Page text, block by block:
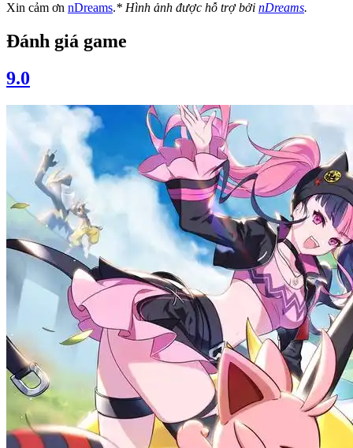
Xin cảm ơn nDreams.* Hình ảnh được hỗ trợ bởi nDreams.
Đánh giá game
9.0